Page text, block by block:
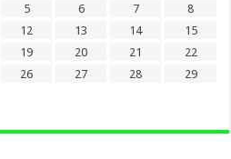
5 6 7
8
12 13 14
15
19 20 21
22
26 27 28
29